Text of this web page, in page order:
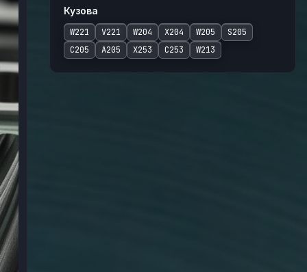
Кузова
W221 V221 W204 X204 W205
S205
C205
A205 X253 C253 W213